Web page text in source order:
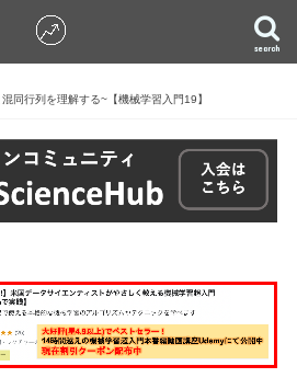
search
同行列を理解する~【機械学習入門19】